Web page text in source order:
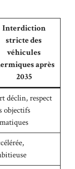
Interdiction
stricte des
véhicules
après
2035
déclin, respect
objectifs